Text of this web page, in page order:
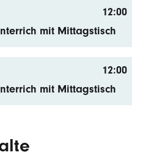
12:00
mit Mittagstisch
12:00
mit Mittagstisch